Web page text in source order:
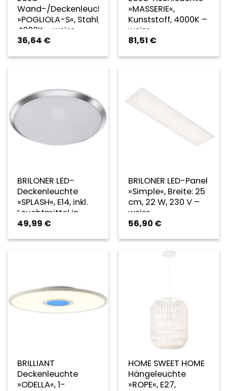
Wand-/Deckenleuchte
»POGLIOLA-S«, Stahl,
4000K – weiss
36,64 €
»MASSERIE«,
Kunststoff, 4000K –
weiss
81,51 €
BRILONER LED-
Deckenleuchte
»SPLASH«, E14, inkl.
Leuchtmittel in
warmweiß –
49,99 €
BRILONER LED-Panel
»Simple«, Breite: 25
cm, 22 W, 230 V –
weiss
56,90 €
BRILLIANT
Deckenleuchte
»ODELLA«, 1-
HOME SWEET HOME
Hängeleuchte
»ROPE«, E27,